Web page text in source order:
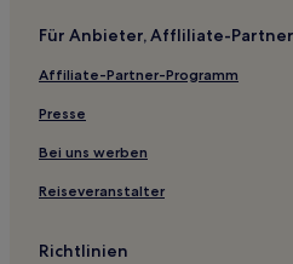
Für Anbieter, Affliliate-
Affiliate-Partner-Programm
Presse
Bei uns werben
Reiseveranstalter
Richtlinien